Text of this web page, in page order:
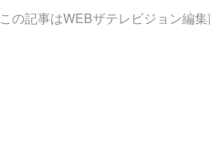
この記事はWEBザテレビジョン編集